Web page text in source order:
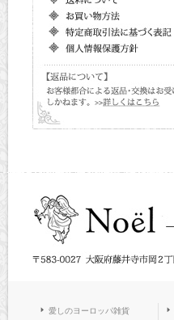
愛しのヨーロッパ雑貨